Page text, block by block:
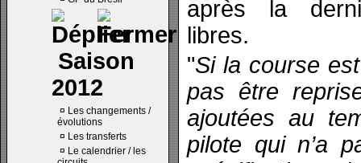
Saison
2012
¤ Les changements /
évolutions
¤ Les transferts
¤ Le calendrier / les
après la
libres.
"Si la course
pas être
ajoutées au
pilote qui n’a